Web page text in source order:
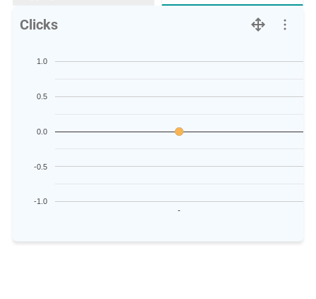
Clicks
-
-1.0
-0.5
0.0
0.5
1.0